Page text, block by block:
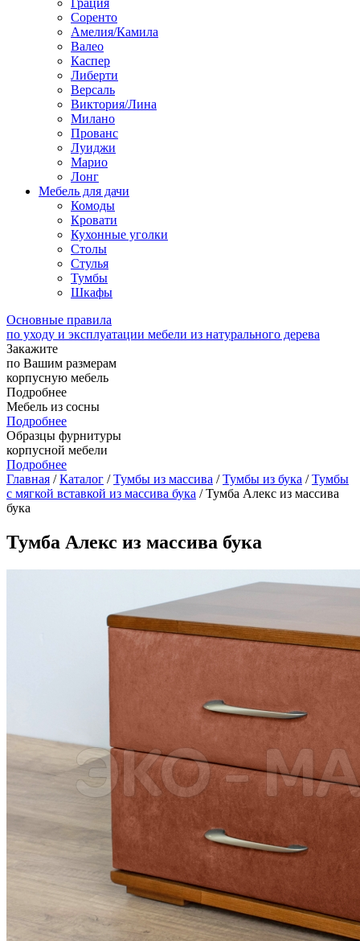
Грация
Соренто
Амелия/Камила
Валео
Каспер
Либерти
Версаль
Виктория/Лина
Милано
Прованс
Луиджи
Марио
Лонг
Мебель для дачи
Комоды
Кровати
Кухонные уголки
Столы
Стулья
Тумбы
Шкафы
Основные правила
по уходу и эксплуатации мебели из натурального дерева
Закажите
по Вашим размерам
корпусную мебель
Подробнее
Мебель из сосны
Подробнее
Образцы фурнитуры
корпусной мебели
Подробнее
Главная /Каталог /Тумбы из массива /Тумбы из бука /Тумбы
с мягкой вставкой из массива бука / Тумба Алекс из массива
бука
Тумба Алекс из массива бука